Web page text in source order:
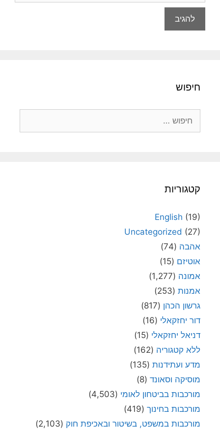
חיפוש
קטגוריות
English (19)
Uncategorized (27)
אהבה (74)
אוטיזם (15)
אמונה (1,277)
אמנות (253)
גרשון הכהן (817)
דור יחזקאלי (16)
דניאל יחזקאלי (15)
ללא קטגוריה (162)
מדע ועתידנות (135)
מוסיקה וסאונד (8)
מורכבות בביטחון לאומי (4,503)
מורכבות בחינוך (419)
מורכבות במשפט, בשיטור ובאכיפת חוק (2,103)